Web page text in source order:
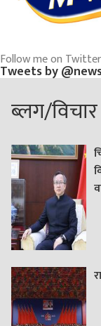
Follow me on Twitter
Tweets by
ब्लग/विचार